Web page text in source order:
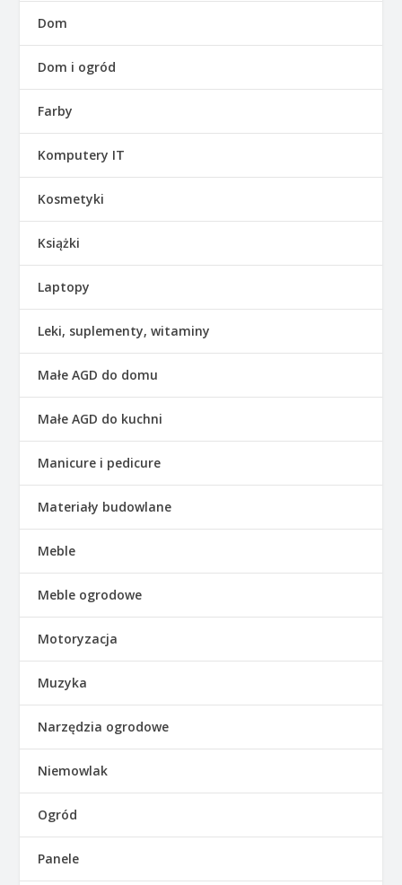
Dom
Dom i ogród
Farby
Komputery IT
Kosmetyki
Książki
Laptopy
Leki, suplementy, witaminy
Małe AGD do domu
Małe AGD do kuchni
Manicure i pedicure
Materiały budowlane
Meble
Meble ogrodowe
Motoryzacja
Muzyka
Narzędzia ogrodowe
Niemowlak
Ogród
Panele